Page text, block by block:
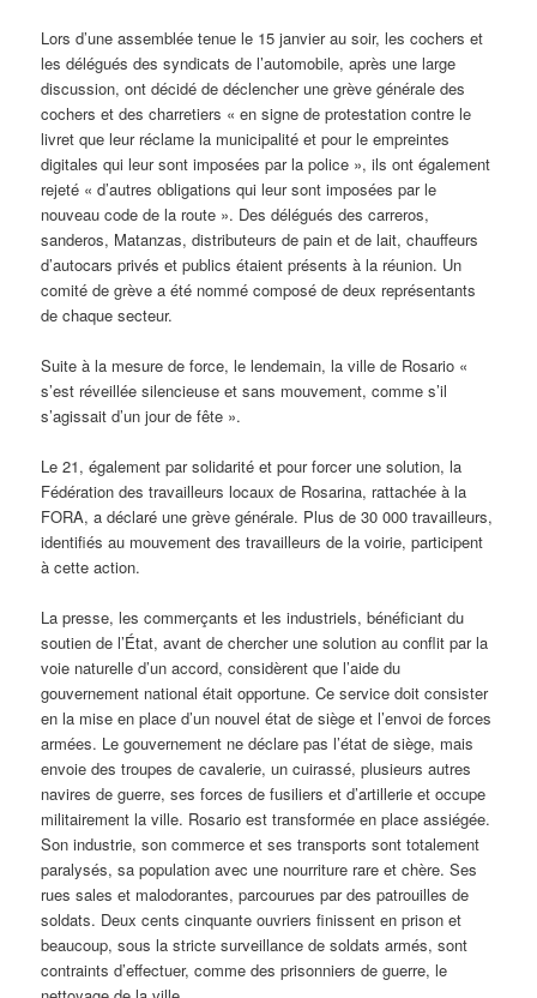
Lors d’une assemblée tenue le 15 janvier au soir, les cochers et
les délégués des syndicats de l’automobile, après une large
discussion, ont décidé de déclencher une grève générale des
cochers et des charretiers « en signe de protestation contre le
livret que leur réclame la municipalité et pour le empreintes
digitales qui leur sont imposées par la police », ils ont également
rejeté « d’autres obligations qui leur sont imposées par le
nouveau code de la route ». Des délégués des carreros,
sanderos, Matanzas, distributeurs de pain et de lait, chauffeurs
d’autocars privés et publics étaient présents à la réunion. Un
comité de grève a été nommé composé de deux représentants
de chaque secteur.
Suite à la mesure de force, le lendemain, la ville de Rosario «
s’est réveillée silencieuse et sans mouvement, comme s’il
s’agissait d’un jour de fête ».
Le 21, également par solidarité et pour forcer une solution, la
Fédération des travailleurs locaux de Rosarina, rattachée à la
FORA, a déclaré une grève générale. Plus de 30 000 travailleurs,
identifiés au mouvement des travailleurs de la voirie, participent
à cette action.
La presse, les commerçants et les industriels, bénéficiant du
soutien de l’État, avant de chercher une solution au conflit par la
voie naturelle d’un accord, considèrent que l’aide du
gouvernement national était opportune. Ce service doit consister
en la mise en place d’un nouvel état de siège et l’envoi de forces
armées. Le gouvernement ne déclare pas l’état de siège, mais
envoie des troupes de cavalerie, un cuirassé, plusieurs autres
navires de guerre, ses forces de fusiliers et d’artillerie et occupe
militairement la ville. Rosario est transformée en place assiégée.
Son industrie, son commerce et ses transports sont totalement
paralysés, sa population avec une nourriture rare et chère. Ses
rues sales et malodorantes, parcourues par des patrouilles de
soldats. Deux cents cinquante ouvriers finissent en prison et
beaucoup, sous la stricte surveillance de soldats armés, sont
contraints d’effectuer, comme des prisonniers de guerre, le